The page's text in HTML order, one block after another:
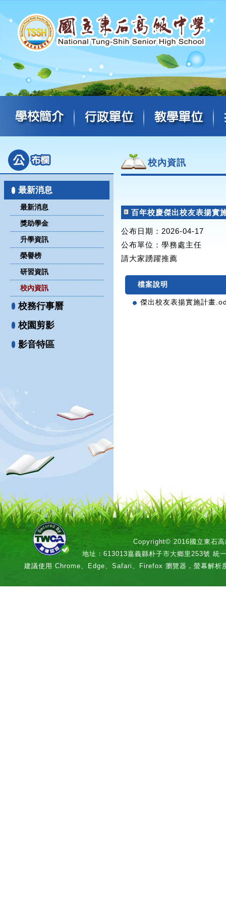
最新消息
最新消息
獎助學金
升學資訊
榮譽榜
研習資訊
校內資訊
校務行事曆
校園剪影
影音特區
校內資訊
百年校慶傑出校友表揚實
公布日期：2026-04-17
公布單位 ：學務處主任
請大家踴躍推薦
檔案說明
傑出校友表揚實施計畫
Copyright© 2016國立東石高
地址：613013嘉義縣朴子市大鄉里253號 統
建議使用 Chrome、Edge、Safari、Firefox 瀏覽器，螢幕解